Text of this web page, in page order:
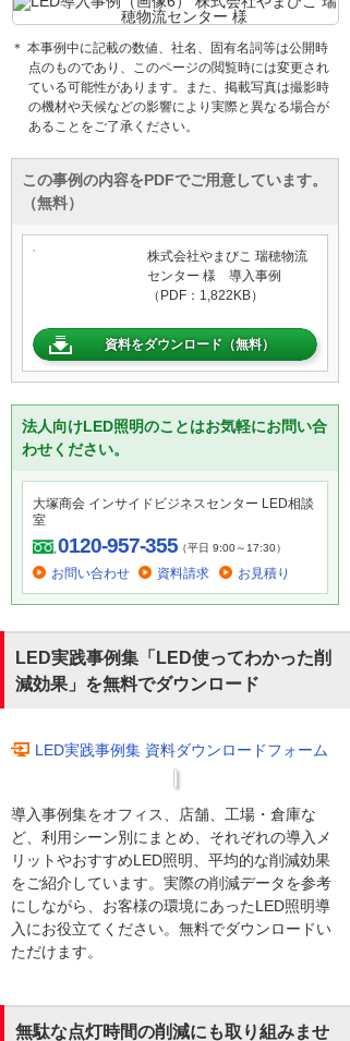
＊ 本事例中に記載の数値、社名、固有名詞等は公開時
点のものであり、このページの閲覧時には変更され
ている可能性があります。また、掲載写真は撮影時
の機材や天候などの影響により実際と異なる場合が
あることをご了承ください。
この事例の内容をPDFでご用意しています。
（無料）
株式会社やまびこ 瑞穂物流
センター 様 導入事例
（PDF：1,822KB）
資料をダウンロード（無料）
法人向けLED照明のことはお気軽にお問い合
わせください。
大塚商会 インサイドビジネスセンター LED相談
室
0120-957-355（平日 9:00～17:30）
お問い合わせ 資料請求 お見積り
LED実践事例集「LED使ってわかった削
減効果」を無料でダウンロード
LED実践事例集 資料ダウンロードフォーム
導入事例集をオフィス、店舗、工場・倉庫な
ど、利用シーン別にまとめ、それぞれの導入メ
リットやおすすめLED照明、平均的な削減効果
をご紹介しています。実際の削減データを参考
にしながら、お客様の環境にあったLED照明導
入にお役立てください。無料でダウンロードい
ただけます。
無駄な点灯時間の削減にも取り組みませ